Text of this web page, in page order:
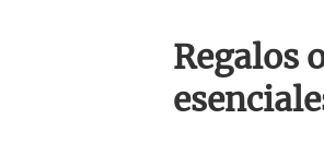
Regalos